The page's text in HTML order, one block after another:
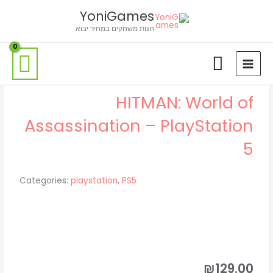
YoniGames
חנות משחקים במחיר יבוא
HITMAN: World of
Assassination – PlayStation
5
Categories: playstation,PS5
₪129.00